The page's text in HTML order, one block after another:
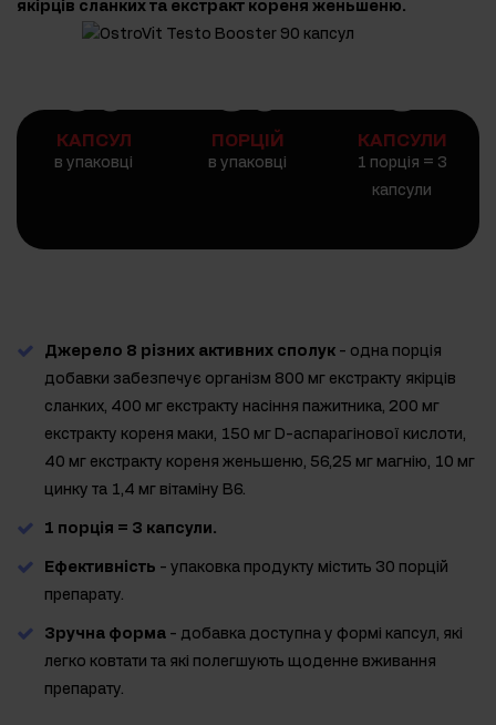
якірців сланких та екстракт кореня женьшеню.
90
КАПСУЛ
в упаковці
30
ПОРЦІЙ
в упаковці
3
КАПСУЛИ
1 порція = 3
капсули
Джерело 8 різних активних сполук - одна порція
добавки забезпечує організм 800 мг екстракту якірців
сланких, 400 мг екстракту насіння пажитника, 200 мг
екстракту кореня маки, 150 мг D-аспарагінової кислоти,
40 мг екстракту кореня женьшеню, 56,25 мг магнію, 10 мг
цинку та 1,4 мг вітаміну B6.
1 порція = 3 капсули.
Ефективність - упаковка продукту містить 30 порцій
препарату.
Зручна форма - добавка доступна у формі капсул, які
легко ковтати та які полегшують щоденне вживання
препарату.